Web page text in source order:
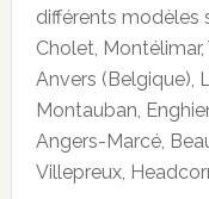
différents modèles
Cholet,
Anvers (Belgique),
Montauban,
Angers-Marcé,
Villepreux,